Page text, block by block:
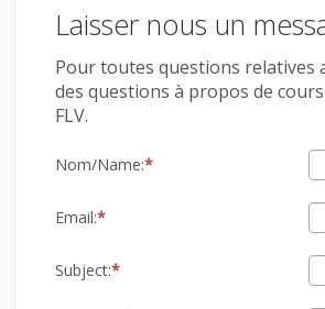
DOCUMENTS
LINKS
CONTACT
Laisser nous un
Pour toutes questions relatives
des questions à propos de
FLV.
Nom/Name:
Email:
Subject: